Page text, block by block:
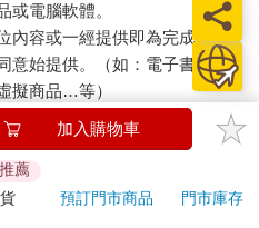
或電腦軟體。
內容或一經提供即為完成之線
意始提供。（如：電子書、電
擬商品…等）
（如：內衣褲、刮鬍刀、除毛
貨7天的猶豫期（含例假
加入購物車
薦
貨 預訂門市商品
門市庫存